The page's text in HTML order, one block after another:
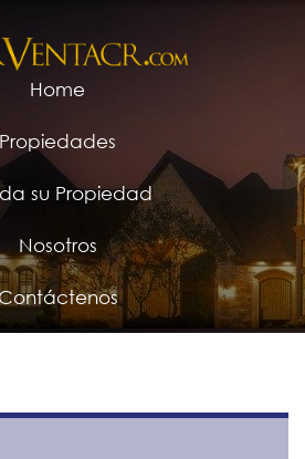
Home
Propiedades
su Propiedad
Nosotros